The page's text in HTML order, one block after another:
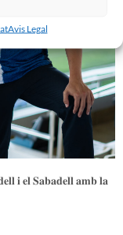
Avis Legal
𝐢 𝐞𝐥 𝐒𝐚𝐛𝐚𝐝𝐞𝐥𝐥 𝐚𝐦𝐛 𝐥𝐚